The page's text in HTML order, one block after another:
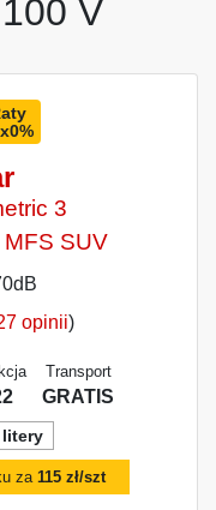
V
3
MFS SUV
opinii)
Transport
GRATIS
litery
za 115 zł/szt